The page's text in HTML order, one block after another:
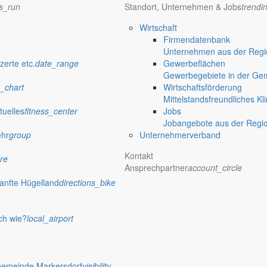
etc.date_range
fitness_center
group
Hügellanddirections_bike
wie?local_airport
Standort, Unternehmen & Jobs
Wirtschaft
Firmendatenbank
Unternehmen aus der
Gewerbeflächen
Gewerbegebiete in der
Wirtschaftsförderung
Mittelstandsfreundliches
Jobs
Jobangebote aus der
Unternehmerverband
Kontakt
Ansprechpartneraccount_circle
anlässlich meines 50. Geburtstages bedanken.
ein Thema für den Monatsbericht zu finden. Die einen nennen es
ist nicht mehr nur das Wochenende vom 07. und 08. August
berichtet. Und doch muss ich in den Gesprächen mit
erscheint. Und auch die laufende Fußballweltmeisterschaft